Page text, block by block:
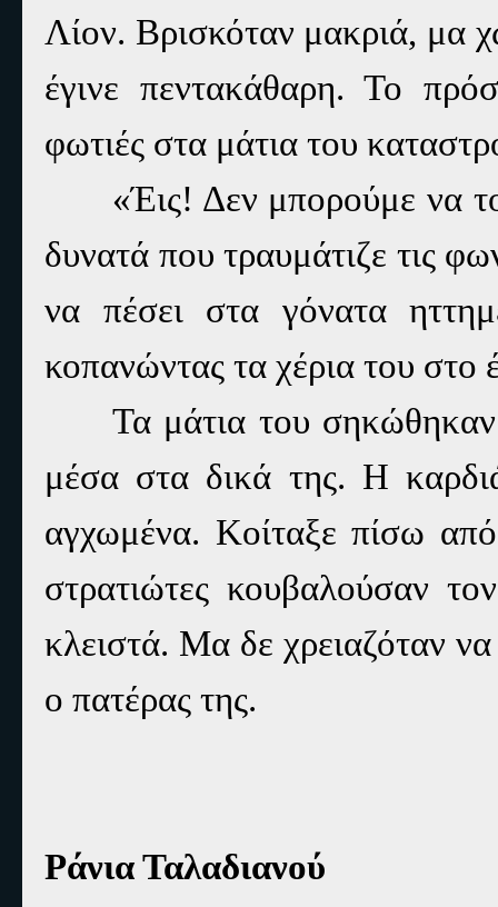
Λίον. Βρισκόταν μακριά, μα
έγινε πεντακάθαρη. Το
φωτιές στα μάτια του
«Έις! Δεν μπορούμε να
δυνατά που τραυμάτιζε τις
να πέσει στα γόνατα
κοπανώντας τα χέρια του στο
Τα μάτια του
μέσα στα δικά της. Η
αγχωμένα. Κοίταξε πίσω
στρατιώτες κουβαλούσαν
κλειστά. Μα δε χρειαζόταν
ο πατέρας της.
Ράνια Ταλαδιανού